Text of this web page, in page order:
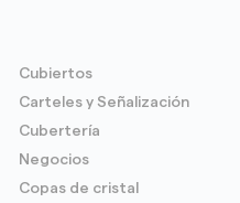
Cubiertos
Carteles y Señalización
Cubertería
Negocios
Copas de cristal